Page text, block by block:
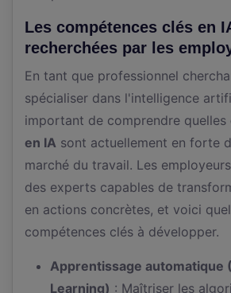
Les compétences clés en
recherchées par les
En tant que professionnel
spécialiser dans l'intelligence
important de comprendre quelles
en IA sont actuellement en forte
marché du travail. Les
des experts capables de
en actions concrètes, et voici
compétences clés à développer.
Apprentissage automatique
Learning) : Maîtriser les